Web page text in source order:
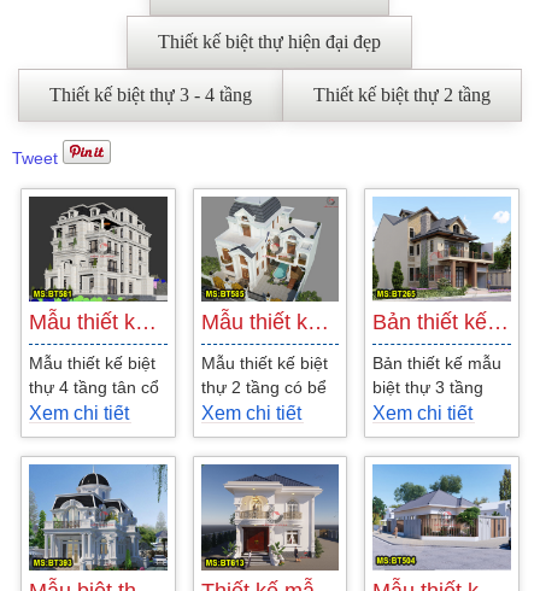
Thiết kế biệt thự hiện đại đẹp
Thiết kế biệt thự 3 - 4 tầng Thiết kế biệt thự 2 tầng
Tweet
Mẫu thiết kế biệt thự 4 tầng tân cổ…
Mẫu thiết kế biệt
thự 4 tầng tân cổ
điển kèm nội thất
sang trọng. Mẫu
nhà biệt thự...
Xem chi tiết
Mẫu thiết kế biệt thự 2 tầng có bể…
Mẫu thiết kế biệt
thự 2 tầng có bể
bơi phong cách
tân cổ điển dành
cho gia đình có...
Xem chi tiết
Bản thiết kế mẫu biệt thự 3 tầng phong…
Bản thiết kế mẫu
biệt thự 3 tầng
phong cách Châu
Âu đẹp có sân
vườn, được
thiết...
Xem chi tiết